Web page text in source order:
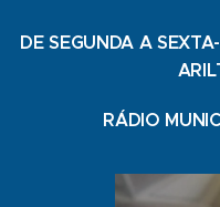
DE SEGUNDA A
RÁDIO